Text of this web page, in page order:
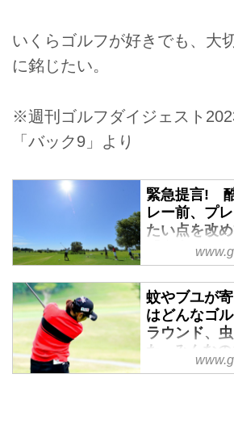
いくらゴルフが好きでも、大
に銘じたい。
※週刊ゴルフダイジェスト
「バック9」より
緊急提言!
レー前、プ
たい点を改
【参上! ゴ
- みんなのゴ
ト
ゴルフの上達
にとって役立
「みんゴル・
隊」。その隊
蚊やブユが
はどんなゴ
ラウンド、
た - みんな